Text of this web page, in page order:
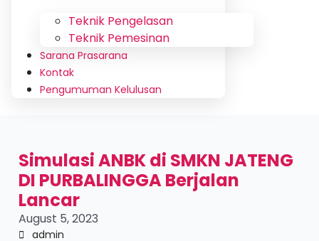
Teknik Pengelasan
Teknik Pemesinan
Sarana Prasarana
Kontak
Pengumuman Kelulusan
Simulasi ANBK di SMKN JATENG
DI PURBALINGGA Berjalan
Lancar
August 5, 2023
admin